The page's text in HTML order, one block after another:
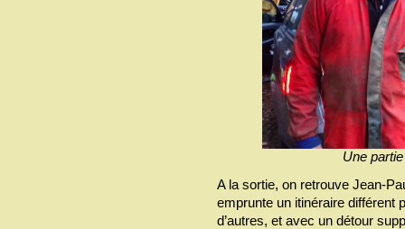
Une
A la sortie, on retrouve Jean-
emprunte un itinéraire différent
d’autres, et avec un détour